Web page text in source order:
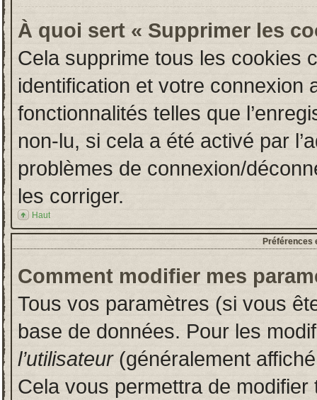
À quoi sert « Supprimer les
Cela supprime tous les cookies
identification et votre connexion
fonctionnalités telles que
non-lu, si cela a été activé par
problèmes de connexion/
les corriger.
Haut
Préférences
Comment modifier mes
Tous vos paramètres (si vous
base de données. Pour les
l’utilisateur(généralement
Cela vous permettra de